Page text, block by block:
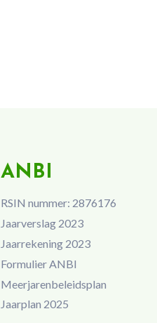
ANBI
RSIN nummer: 2876176
Jaarverslag 2023
Jaarrekening 2023
Formulier ANBI
Meerjarenbeleidsplan
Jaarplan 2025